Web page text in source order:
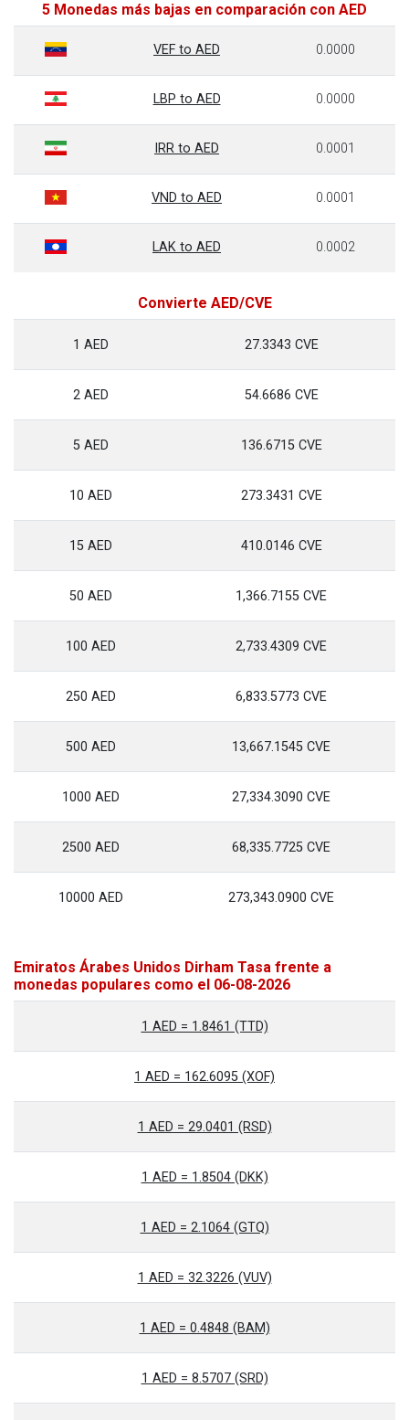
5 Monedas más bajas en comparación con AED
VEF to AED 0.0000
LBP to AED 0.0000
IRR to AED 0.0001
VND to AED 0.0001
LAK to AED 0.0002
Convierte AED/CVE
1 AED 27.3343 CVE
2 AED 54.6686 CVE
5 AED 136.6715 CVE
10 AED 273.3431 CVE
15 AED 410.0146 CVE
50 AED 1,366.7155 CVE
100 AED 2,733.4309 CVE
250 AED 6,833.5773 CVE
500 AED 13,667.1545 CVE
1000 AED 27,334.3090 CVE
2500 AED 68,335.7725 CVE
10000 AED 273,343.0900 CVE
Emiratos Árabes Unidos Dirham Tasa frente a
monedas populares como el 06-08-2026
1 AED = 1.8461 (TTD)
1 AED = 162.6095 (XOF)
1 AED = 29.0401 (RSD)
1 AED = 1.8504 (DKK)
1 AED = 2.1064 (GTQ)
1 AED = 32.3226 (VUV)
1 AED = 0.4848 (BAM)
1 AED = 8.5707 (SRD)